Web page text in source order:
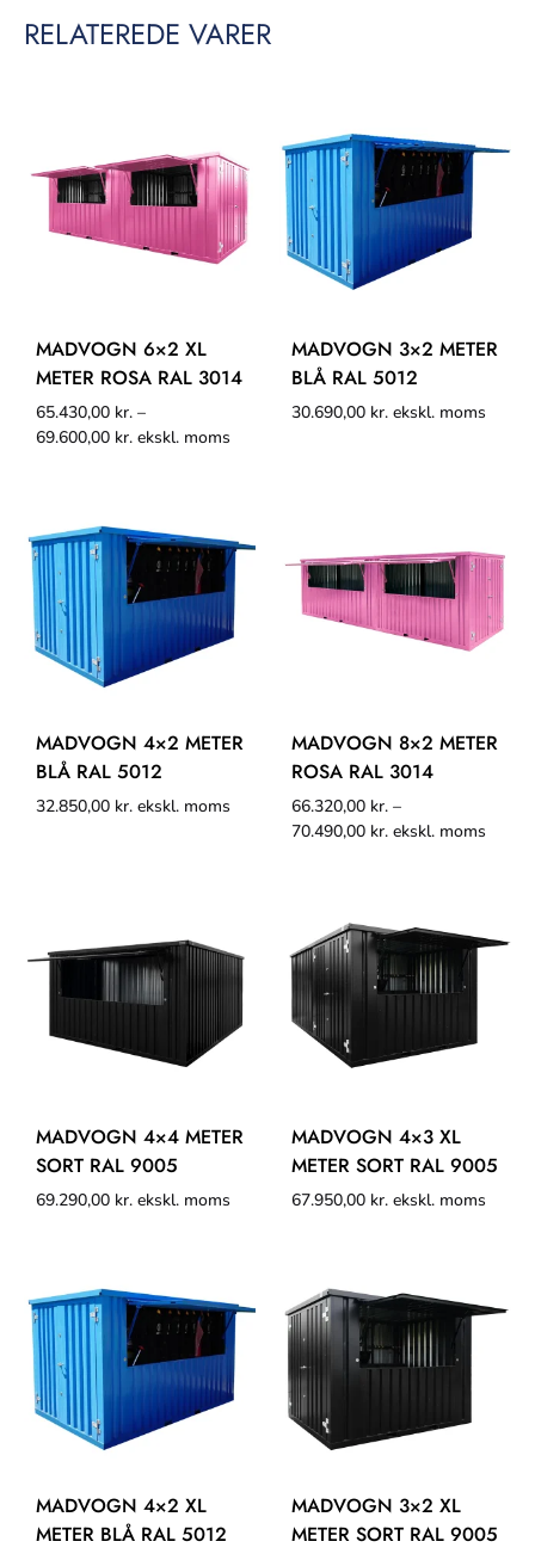
RELATEREDE VARER
MADVOGN 6×2 XL
METER ROSA RAL 3014
65.430,00 kr. –
69.600,00 kr. ekskl. moms
MADVOGN 3×2 METER
BLÅ RAL 5012
30.690,00 kr. ekskl. moms
MADVOGN 4×2 METER
BLÅ RAL 5012
32.850,00 kr. ekskl. moms
MADVOGN 8×2 METER
ROSA RAL 3014
66.320,00 kr. –
70.490,00 kr. ekskl. moms
MADVOGN 4×4 METER
SORT RAL 9005
69.290,00 kr. ekskl. moms
MADVOGN 4×3 XL
METER SORT RAL 9005
67.950,00 kr. ekskl. moms
MADVOGN 4×2 XL
METER BLÅ RAL 5012
MADVOGN 3×2 XL
METER SORT RAL 9005